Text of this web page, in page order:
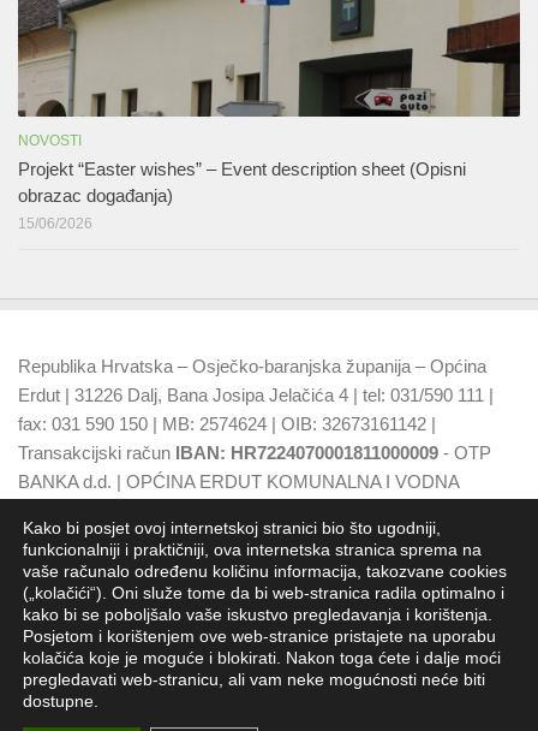
NOVOSTI
Projekt “Easter wishes” – Event description sheet (Opisni
obrazac događanja)
15/06/2026
Republika Hrvatska – Osječko-baranjska županija – Općina
Erdut | 31226 Dalj, Bana Josipa Jelačića 4 | tel: 031/590 111 |
fax: 031 590 150 | MB: 2574624 | OIB: 32673161142 |
Transakcijski račun IBAN: HR7224070001811000009 - OTP
BANKA d.d. | OPĆINA ERDUT KOMUNALNA I VODNA
d.d.
Općina Erdut - Jedinica lokalne samouprave RH
Kako bi posjet ovoj internetskoj stranici bio što ugodniji,
funkcionalniji i praktičniji, ova internetska stranica sprema na
vaše računalo određenu količinu informacija, takozvane cookies
(„kolačići“). Oni služe tome da bi web-stranica radila optimalno i
kako bi se poboljšalo vaše iskustvo pregledavanja i korištenja.
Posjetom i korištenjem ove web-stranice pristajete na uporabu
kolačića koje je moguće i blokirati. Nakon toga ćete i dalje moći
pregledavati web-stranicu, ali vam neke mogućnosti neće biti
dostupne.